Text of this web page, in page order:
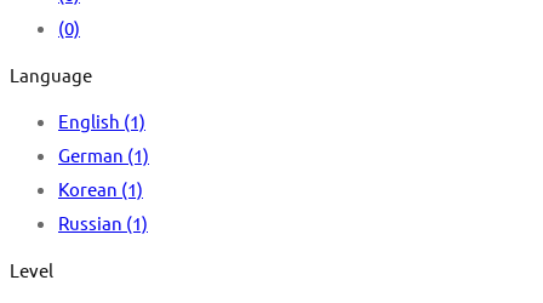
(0)
Language
English (1)
German (1)
Korean (1)
Russian (1)
Level